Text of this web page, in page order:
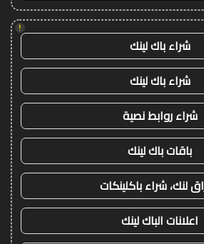
!
شراء باك لينك
شراء باك لينك
شراء روابط نصية
باقات باك لينك
لنك، شراء باكلينكات
اعلانات الباك لينك